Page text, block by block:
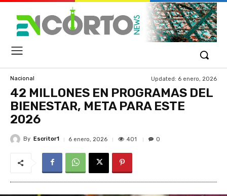
Nacional Updated: 6 enero, 2026
42 MILLONES EN PROGRAMAS DEL
BIENESTAR, META PARA ESTE
2026
By Escritor1 6 enero, 2026 401 0